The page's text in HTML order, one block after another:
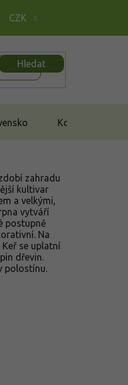
CZK
Hledat
Kontakt
zahradu
kultivar
a velkými,
vytváří
postupně
Na
se uplatní
dřevin.
polostínu.